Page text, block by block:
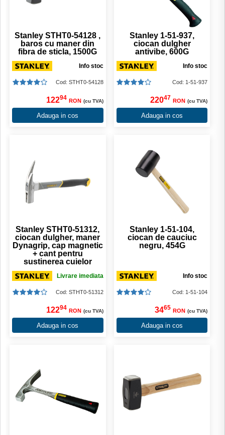
Stanley STHT0-54128 ,
baros cu maner din
fibra de sticla, 1500G
Info stoc
Cod: STHT0-54128
12294 RON (cu TVA)
Adauga in cos
Stanley 1-51-937,
ciocan dulgher
antivibe, 600G
Info stoc
Cod: 1-51-937
22047 RON (cu TVA)
Adauga in cos
Stanley STHT0-51312,
ciocan dulgher, maner
Dynagrip, cap magnetic
+ cant pentru
sustinerea cuielor
Livrare imediata
Cod: STHT0-51312
12294 RON (cu TVA)
Adauga in cos
Stanley 1-51-104,
ciocan de cauciuc
negru, 454G
Info stoc
Cod: 1-51-104
3465 RON (cu TVA)
Adauga in cos